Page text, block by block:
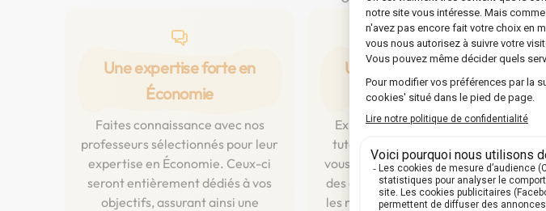
Une expertise forte en
Économie
Faites connaissance avec nos
professeurs sélectionnés pour leur
expertise en Économie. Ceux-ci
seront entièrement dédiés à vos
objectifs, assurant ainsi une
Une sélection de 4000
professeurs qualifiés
Explorez notre vaste réseau du
tuteurs qualifiés à Dijon, prêts à
vous guider en Économie à travers
des cours personnalisés pour tous
les niveaux : collège, lycée, prépa,